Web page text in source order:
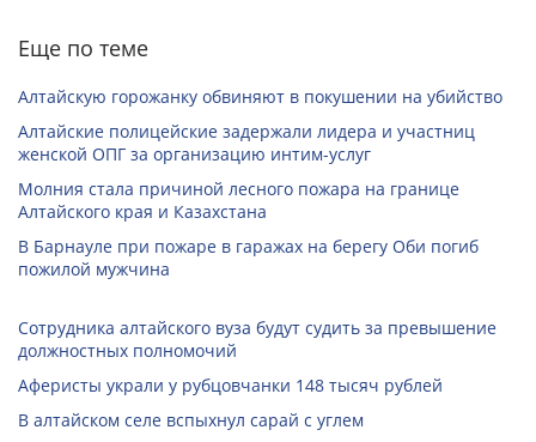
Еще по теме
Алтайскую горожанку обвиняют в покушении на убийство
Алтайские полицейские задержали лидера и участниц
женской ОПГ за организацию интим-услуг
Молния стала причиной лесного пожара на границе
Алтайского края и Казахстана
В Барнауле при пожаре в гаражах на берегу Оби погиб
пожилой мужчина
Сотрудника алтайского вуза будут судить за превышение
должностных полномочий
Аферисты украли у рубцовчанки 148 тысяч рублей
В алтайском селе вспыхнул сарай с углем